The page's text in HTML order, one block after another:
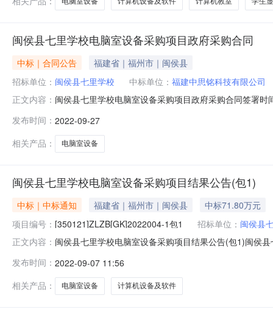
闽侯县七里学校电脑室设备采购项目政府采购合同
中标｜合同公告
福建省｜福州市｜闽侯县
招标单位： 闽侯县七里学校 中标单位： 福建中思铭科技有限公司
正文内容： 闽侯县七里学校电脑室设备采购项目政府采购合同签署
发布时间： 2022-09-27
相关产品：
电脑室设备
闽侯县七里学校电脑室设备采购项目结果公告(包1)
中标｜中标通知 福建省｜福州市｜闽侯县
中标71.80万元
项目编号： [350121]ZLZB[GK]2022004-1包1 招标单位： 闽侯县
正文内容： 闽侯县七里学校电脑室设备采购项目结果公告(包1)闽侯
元）福建中思铭科技有限公司福建省福州市鼓楼区鼓东
发布时间： 2022-09-07 11:56
相关产品：
电脑室设备 计算机设备及软件